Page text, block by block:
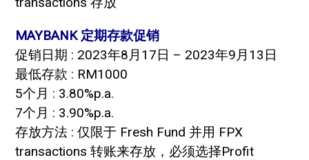
MAYBANK 定期存款促销
促销日期 : 2023年8月17日 – 2023年9月13日
最低存款 : RM1000
5个月 : 3.80%p.a.
7个月 : 3.90%p.a.
存放方法 : 仅限于 Fresh Fund 并用 FPX
transactions 转账来存放，必须选择Profit